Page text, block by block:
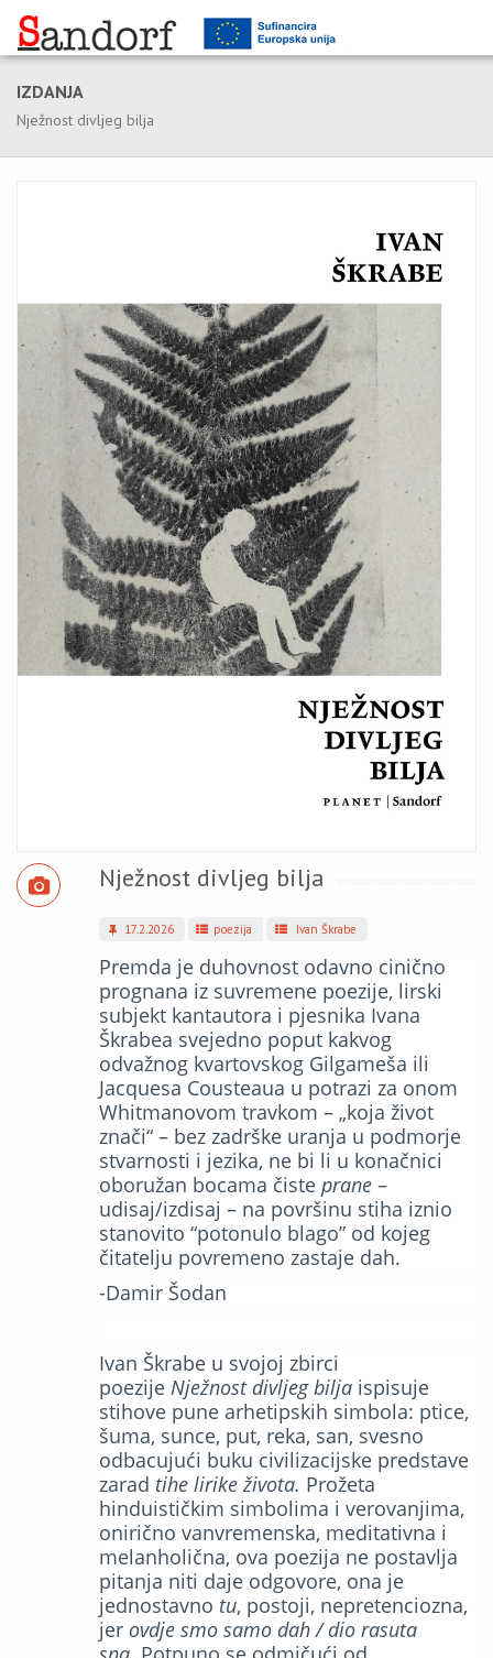
IZDANJA
Nježnost divljeg bilja
Nježnost divljeg bilja
17.2.2026 poezija Ivan Škrabe
Premda je duhovnost odavno cinično
prognana iz suvremene poezije, lirski
subjekt kantautora i pjesnika Ivana
Škrabea svejedno poput kakvog
odvažnog kvartovskog Gilgameša ili
Jacquesa Cousteaua u potrazi za onom
Whitmanovom travkom – „koja život
znači“ – bez zadrške uranja u podmorje
stvarnosti i jezika, ne bi li u konačnici
oboružan bocama čiste prane –
udisaj/izdisaj – na površinu stiha iznio
stanovito “potonulo blago” od kojeg
čitatelju povremeno zastaje dah.
-Damir Šodan
Ivan Škrabe u svojoj zbirci
poezije Nježnost divljeg biljaispisuje
stihove pune arhetipskih simbola: ptice,
šuma, sunce, put, reka, san, svesno
odbacujući buku civilizacijske predstave
zarad tihe lirike života. Prožeta
hinduističkim simbolima i verovanjima,
onirično vanvremenska, meditativna i
melanholična, ova poezija ne postavlja
pitanja niti daje odgovore, ona je
jednostavno tu, postoji, nepretenciozna,
jer ovdje smo samo dah / dio rasuta